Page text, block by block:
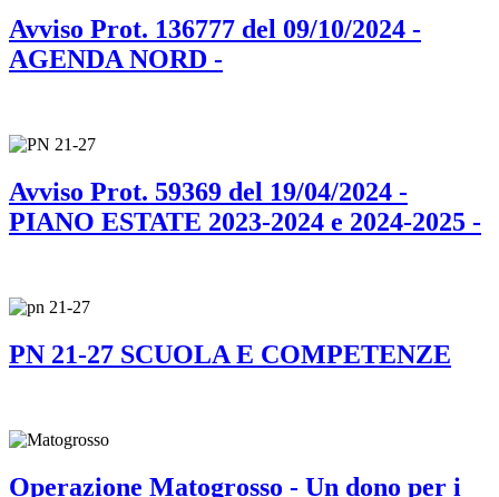
Avviso Prot. 136777 del 09/10/2024 -
AGENDA NORD -
Avviso Prot. 59369 del 19/04/2024 -
PIANO ESTATE 2023-2024 e 2024-2025 -
PN 21-27 SCUOLA E COMPETENZE
Operazione Matogrosso - Un dono per i